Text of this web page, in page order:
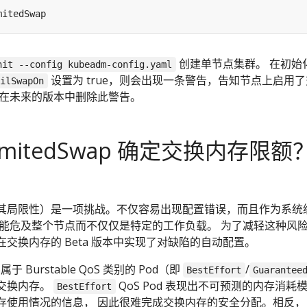
--config kubeadm-config.yaml 创建单节点集群。 在初始
设置为 true，则会出现一条警告，告知节点上启用
未来的版本中删除此警告。
确定交换内存限额？
局限性）是一项挑战。不仅容易出现配置错误，而且作为系统
危及整个节点而不仅仅是特定的工作负载。 为了减轻这种风
换内存的 Beta 版本中实现了对缺陷的自动配置。
于 Burstable QoS 类别的 Pod（即
BestEffort / Guaranteed
换内存。 BestEffort
QoS Pod 表现出不可预测的内存消耗模
用情况的信息， 因此很难完成交换内存的安全分配。相反，